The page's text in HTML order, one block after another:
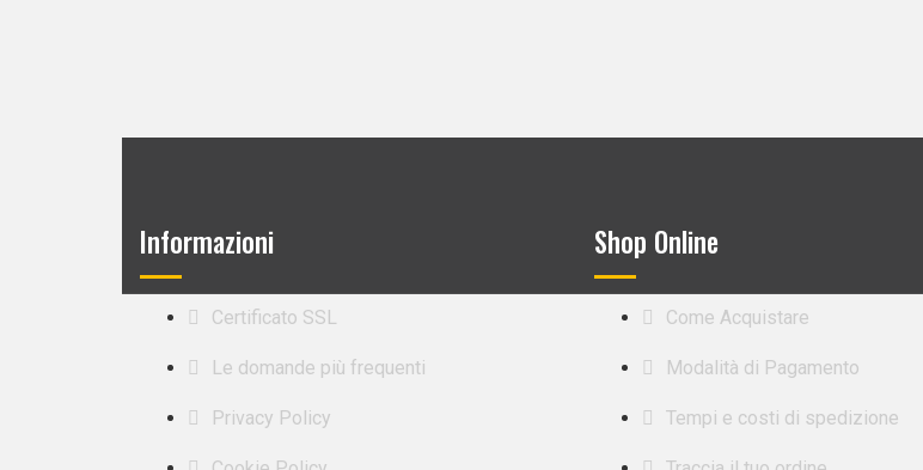
Informazioni
Certificato SSL
Le domande più frequenti
Privacy Policy
Shop Online
Come Acquistare
Modalità di Pagamento
Tempi e costi di spedizione